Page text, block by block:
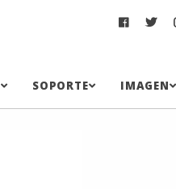
SOPORTE IMAGEN